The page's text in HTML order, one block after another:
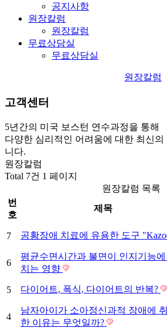
공지사항
원장칼럼
원장칼럼
무료상담실
무료상담실
원장칼럼
고객센터
5년간의 미국 보스턴 연수과정을 통해
다양한 심리적인 어려움에 대한 최신
니다.
원장칼럼
Total 7건 1 페이지
원장칼럼 목록
번
호
제목
7 공황장애 치료에 유용한 도구
6
평균수면시간과 불면이 인지기능에
치는 영향
5 다이어트, 폭식, 다이어트의 반복?
4
남자아이가 소아정신과적 장애에
한 이유는 무엇일까?